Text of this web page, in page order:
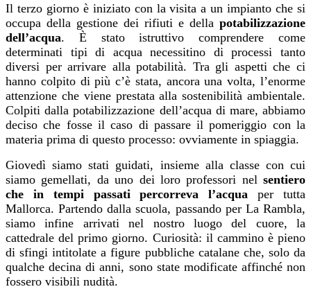
Il terzo giorno è iniziato con la visita a un impianto che si
occupa della gestione dei rifiuti e della potabilizzazione
dell’acqua. È stato istruttivo comprendere come
determinati tipi di acqua necessitino di processi tanto
diversi per arrivare alla potabilità. Tra gli aspetti che ci
hanno colpito di più c’è stata, ancora una volta, l’enorme
attenzione che viene prestata alla sostenibilità ambientale.
Colpiti dalla potabilizzazione dell’acqua di mare, abbiamo
deciso che fosse il caso di passare il pomeriggio con la
materia prima di questo processo: ovviamente in spiaggia.
Giovedì siamo stati guidati, insieme alla classe con cui
siamo gemellati, da uno dei loro professori nel sentiero
che in tempi passati percorreva l’acquaper tutta
Mallorca. Partendo dalla scuola, passando per La Rambla,
siamo infine arrivati nel nostro luogo del cuore, la
cattedrale del primo giorno. Curiosità: il cammino è pieno
di sfingi intitolate a figure pubbliche catalane che, solo da
qualche decina di anni, sono state modificate affinché non
fossero visibili nudità.